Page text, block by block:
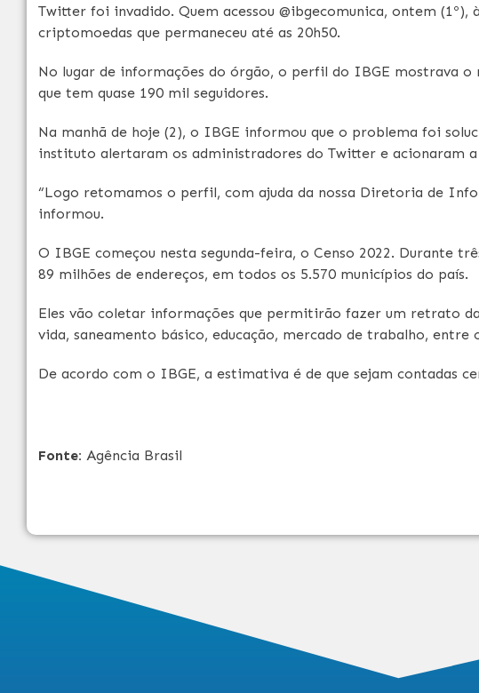
Twitter foi invadido. Quem acessou @ibgecomunica, ontem
criptomoedas que permaneceu até as 20h50.
No lugar de informações do órgão, o perfil do IBGE mostrava
que tem quase 190 mil seguidores.
Na manhã de hoje (2), o IBGE informou que o problema foi
instituto alertaram os administradores do Twitter e acionaram
“Logo retomamos o perfil, com ajuda da nossa Diretoria de
informou.
O IBGE começou nesta segunda-feira, o Censo 2022. Durante
89 milhões de endereços, em todos os 5.570 municípios do país.
Eles vão coletar informações que permitirão fazer um retrato
vida, saneamento básico, educação, mercado de trabalho, entre
De acordo com o IBGE, a estimativa é de que sejam contadas
Fonte: Agência Brasil